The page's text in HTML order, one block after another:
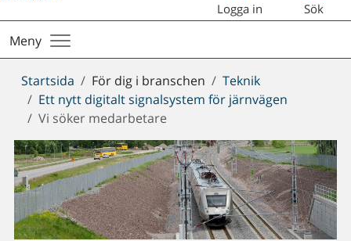
Logga in Sök
Meny
Du
är
här:
Startsida För dig i branschen
Teknik
Ett nytt digitalt signalsystem för järnvägen
Vi söker medarbetare